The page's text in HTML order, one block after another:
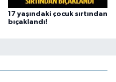
17 yaşındaki çocuk sırtından
bıçaklandı!